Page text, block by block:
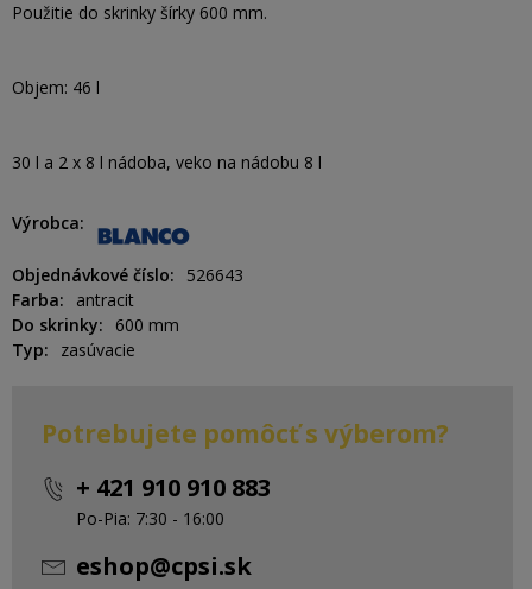
Použitie do skrinky šírky 600 mm.
Objem: 46 l
30 l a 2 x 8 l nádoba, veko na nádobu 8 l
Výrobca
Objednávkové číslo
526643
Farba
antracit
Do skrinky
600 mm
Typ
zasúvacie
Potrebujete pomôcť s výberom?
+ 421 910 910 883
Po-Pia: 7:30 - 16:00
eshop@cpsi.sk